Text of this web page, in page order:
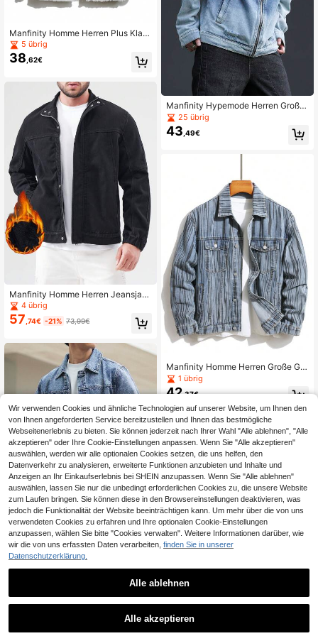
Manfinity Homme Herren Plus Klap
pentasche Denim Jacke Ohne Kap
uze
5 übrig
38 ,62€
Manfinity Homme Herren Jeansjac
ke Zum Knöpfen in großen Größen
4 übrig
57 ,74€ -21% 73,99€
Manfinity Homme Herren Denim Ja
1 übrig
Manfinity Hypemode Herren Große
Größen Lässige zerrissene Denim J
acke mit Frontreißverschluss, Herbs
t
25 übrig
43 ,49€
Manfinity Homme Herren Große Grö
ßen Knopfverschluss Langarm Tasc
hen Freizeitjacke aus Disco-Denim,
für Freunde
1 übrig
42,37€
Wir verwenden Cookies und ähnliche Technologien auf unserer Website, um Ihnen den
von Ihnen angeforderten Service bereitzustellen und Ihnen das bestmögliche
Webseitenerlebnis zu bieten. Sie können jederzeit nach Ihrer Wahl "Alle ablehnen", "Alle
akzeptieren" oder Ihre Cookie-Einstellungen anpassen. Wenn Sie "Alle akzeptieren"
auswählen, werden wir alle optionalen Cookies setzen, die uns helfen, den
Datenverkehr zu analysieren, erweiterte Funktionen anzubieten und Inhalte und
Anzeigen an Ihr Einkaufserlebnis bei SHEIN anzupassen. Wenn Sie "Alle ablehnen"
auswählen, lassen Sie nur die unbedingt erforderlichen Cookies zu, die unsere Website
zum Laufen bringen. Sie können diese in den Browsereinstellungen deaktivieren, was
jedoch die Funktionalität der Website beeinträchtigen kann. Um mehr über die von uns
verwendeten Cookies zu erfahren und Ihre optionalen Cookie-Einstellungen
anzupassen, wählen Sie bitte "Cookies verwalten". Weitere Informationen darüber, wie
wir die von uns erfassten Daten verarbeiten, finden Sie in unserer
Datenschutzerklärung.
Alle ablehnen
Alle akzeptieren